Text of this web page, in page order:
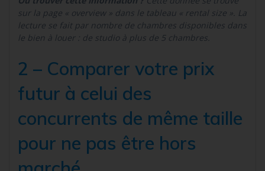
sur la page « overview » dans le tableau « rental size ». La
lecture se fait par nombre de chambres disponibles dans
le bien à louer : de studio à plus de 5 chambres.
2 – Comparer votre prix
futur à celui des
concurrents de même taille
pour ne pas être hors